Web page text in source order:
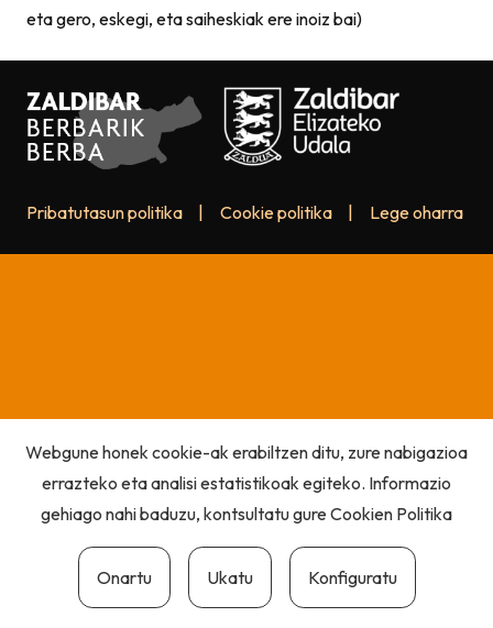
eta gero, eskegi, eta saiheskiak ere inoiz bai)
Pribatutasun politika Cookie politika Lege oharra
Webgune honek cookie-ak erabiltzen ditu, zure nabigazioa
errazteko eta analisi estatistikoak egiteko. Informazio
gehiago nahi baduzu, kontsultatu gureCookien Politika
Onartu Ukatu Konfiguratu